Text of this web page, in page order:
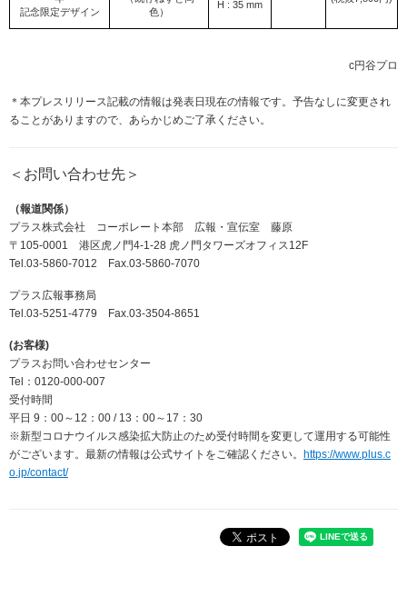
記念限定デザイン
色）
H : 35 mm
c円谷プロ
＊本プレスリリース記載の情報は発表日現在の情報です。予告なしに変更され
ることがありますので、あらかじめご了承ください。
＜お問い合わせ先＞
（報道関係）
プラス株式会社 コーポレート本部 広報・宣伝室 藤原
〒105-0001 港区虎ノ門4-1-28 虎ノ門タワーズオフィス12F
Tel.03-5860-7012 Fax.03-5860-7070
プラス広報事務局
Tel.03-5251-4779 Fax.03-3504-8651
(お客様)
プラスお問い合わせセンター
Tel：0120-000-007
受付時間
平日 9：00～12：00 / 13：00～17：30
※新型コロナウイルス感染拡大防止のため受付時間を変更して運用する可能性
がございます。最新の情報は公式サイトをご確認ください。 https://www.plus.c
o.jp/contact/